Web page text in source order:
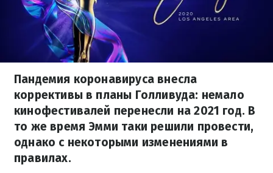
Пандемия коронавируса внесла
коррективы в планы Голливуда: немало
кинофестивалей перенесли на 2021 год. В
то же время Эмми таки решили провести,
однако с некоторыми изменениями в
правилах.